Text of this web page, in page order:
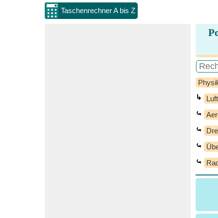
Taschenrechner A bis Z
↳
⤿
⤿
⤿
⤿